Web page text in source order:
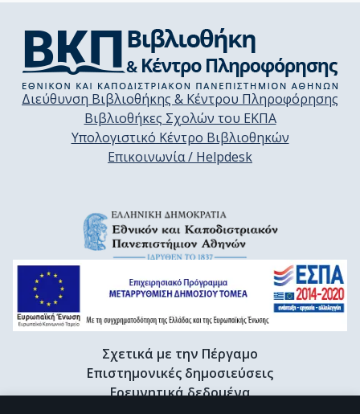
Διεύθυνση Βιβλιοθήκης & Κέντρου Πληροφόρησης
Βιβλιοθήκες Σχολών του ΕΚΠΑ
Υπολογιστικό Κέντρο Βιβλιοθηκών
Επικοινωνία / Helpdesk
Σχετικά με την Πέργαμο
Επιστημονικές δημοσιεύσεις
Ερευνητικά δεδομένα